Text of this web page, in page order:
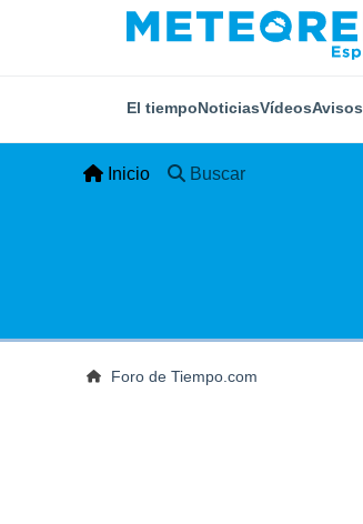
El tiempoNoticiasVídeosAvisos
Inicio Buscar
Foro de Tiempo.com